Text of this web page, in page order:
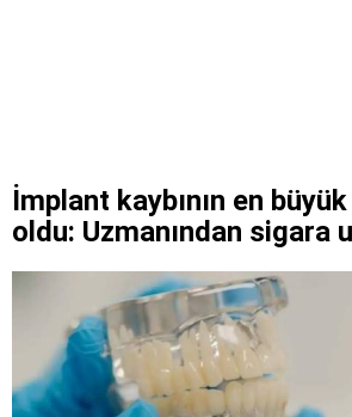
İmplant kaybının en
oldu: Uzmanından sigara